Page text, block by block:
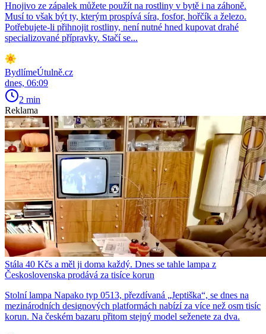
Hnojivo ze zápalek můžete použít na rostliny v bytě i na záhoně.
Musí to však být ty, kterým prospívá síra, fosfor, hořčík a železo.
Potřebujete-li přihnojit rostliny, není nutné hned kupovat drahé
specializované přípravky. Stačí se...
BydlímeÚtulně.cz
dnes, 06:09
2 min
Reklama
Stála 40 Kčs a měl ji doma každý. Dnes se tahle lampa z
Československa prodává za tisíce korun
Stolní lampa Napako typ 0513, přezdívaná „Jeptiška“, se dnes na
mezinárodních designových platformách nabízí za více než osm tisíc
korun. Na českém bazaru přitom stejný model seženete za dva.